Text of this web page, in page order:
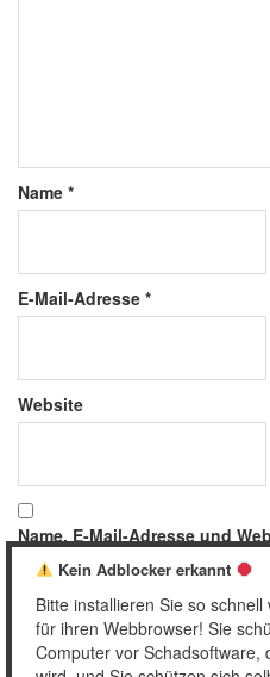
Name *
E-Mail-Adresse *
Website
Name, E-Mail-Adresse und
meinen nächsten Kommentar
Kein Adblocker erkannt
Bitte installieren Sie so
für ihren Webbrowser! Sie
Computer vor Schadsoftware,